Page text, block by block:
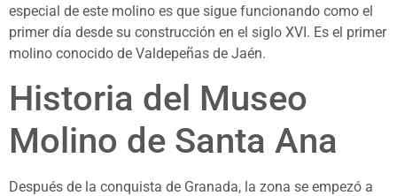
especial de este molino es que sigue funcionando como el
primer día desde su construcción en el siglo XVI. Es el primer
molino conocido de Valdepeñas de Jaén.
Historia del Museo
Molino de Santa Ana
Después de la conquista de Granada, la zona se empezó a